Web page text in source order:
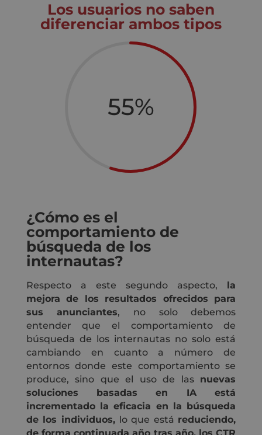
Los usuarios no saben
diferenciar ambos tipos
55%
¿Cómo es el
comportamiento de
búsqueda de los
internautas?
Respecto a este segundo aspecto, la
mejora de los resultados ofrecidos para
sus anunciantes, no solo debemos
entender que el comportamiento de
búsqueda de los internautas no solo está
cambiando en cuanto a número de
entornos donde este comportamiento se
produce, sino que el uso de las nuevas
soluciones basadas en IA está
incrementado la eficacia en la búsqueda
de los individuos,lo que está reduciendo,
de forma continuada año tras año, los CTR